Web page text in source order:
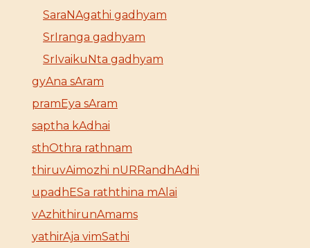
SaraNAgathi gadhyam
SrIranga gadhyam
SrIvaikuNta gadhyam
gyAna sAram
pramEya sAram
saptha kAdhai
sthOthra rathnam
thiruvAimozhi nURRandhAdhi
upadhESa raththina mAlai
vAzhithirunAmams
yathirAja vimSathi